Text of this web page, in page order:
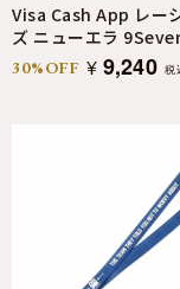
Visa Cash App レー
ズ ニューエラ
GP 2025 スペシャル
ン キャップ
30%OFF ¥ 9,240 税